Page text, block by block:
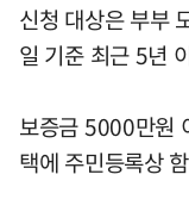
신청 대상은 부부
일 기준 최근 5년
보증금 5000만원
택에 주민등록상